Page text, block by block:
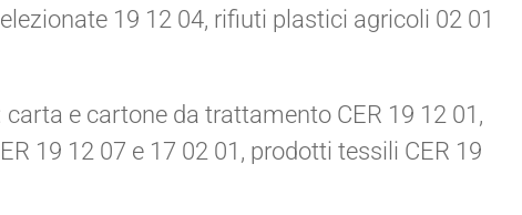
19 12 04, rifiuti plastici agricoli 02 01
carta e cartone da trattamento CER 19 12 01,
19 12 07 e 17 02 01, prodotti tessili CER 19